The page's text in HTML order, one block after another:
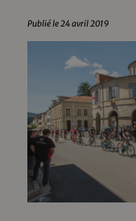
Publié le 24 avril 2019